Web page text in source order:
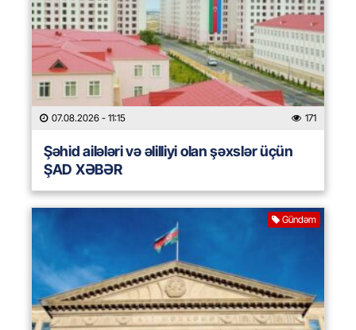
07.08.2026 - 11:15 171
Şəhid ailələri və əlilliyi olan şəxslər üçün
ŞAD XƏBƏR
Gündəm